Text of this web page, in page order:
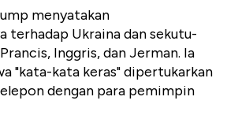
menyatakan
terhadap Ukraina dan sekutu-
Inggris, dan Jerman. Ia
"kata-kata keras" dipertukarkan
dengan para pemimpin